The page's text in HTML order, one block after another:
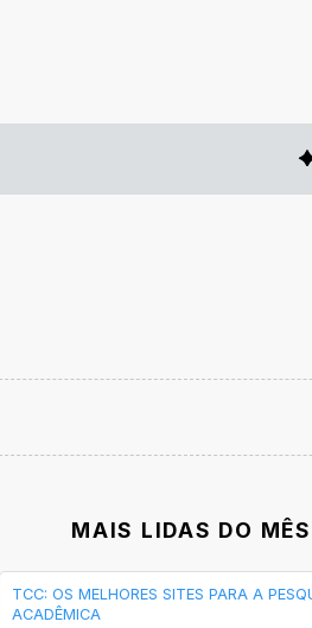
MAIS LIDAS DO MÊS
TCC: OS MELHORES SITES PARA A
ACADÊMICA